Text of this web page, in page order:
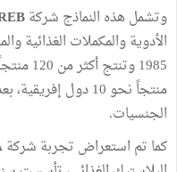
وتشمل هذه النماذج شركة
الأدوية والمكملات الغذائية
منتجاً نحو 10 دول
الجنسيات.
كما تم استعراض تجربة شركة